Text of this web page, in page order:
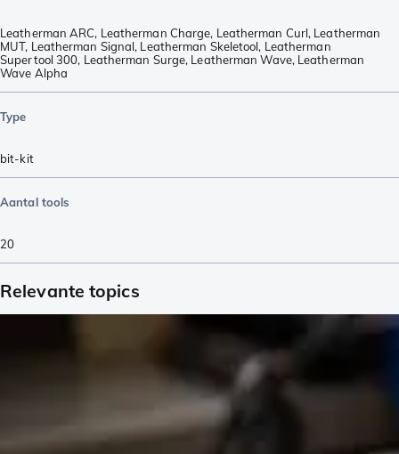
Leatherman ARC, Leatherman Charge, Leatherman Curl, Leatherman
MUT, Leatherman Signal, Leatherman Skeletool, Leatherman
Supertool 300, Leatherman Surge, Leatherman Wave, Leatherman
Wave Alpha
Type
bit-kit
Aantal tools
20
Relevante topics